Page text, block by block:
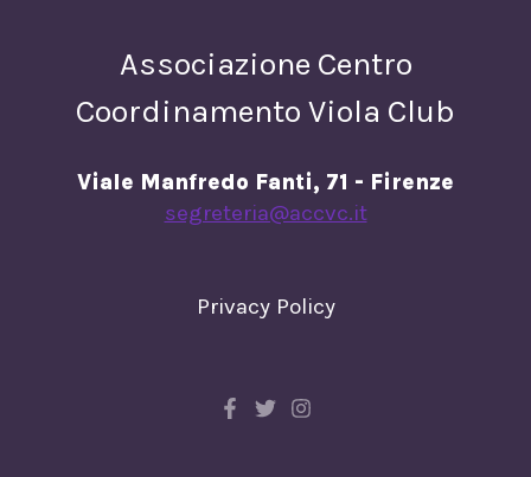
Associazione Centro
Coordinamento Viola Club
Viale Manfredo Fanti, 71 - Firenze
segreteria@accvc.it
Privacy Policy